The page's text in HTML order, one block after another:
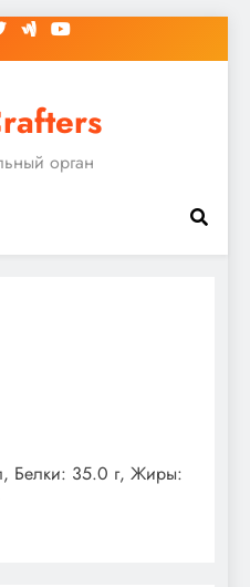
орган
Белки: 35.0 г, Жиры: